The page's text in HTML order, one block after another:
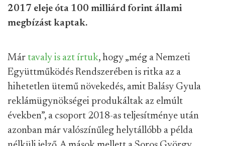
2017 eleje óta 100 milliárd forint állami
megbízást kaptak.
Már tavaly is azt írtuk, hogy „még a Nemzeti
Együttműködés Rendszerében is ritka az a
hihetetlen ütemű növekedés, amit Balásy Gyula
reklámügynökségei produkáltak az elmúlt
években”, a csoport 2018-as teljesítménye után
azonban már valószínűleg helytállóbb a példa